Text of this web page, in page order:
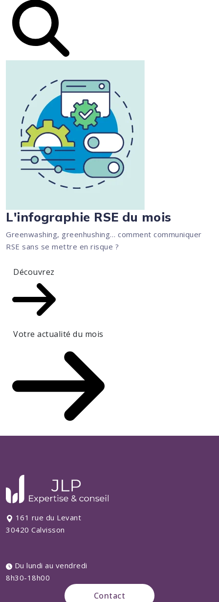
L'infographie RSE du mois
Greenwashing, greenhushing… comment communiquer
RSE sans se mettre en risque ?
Découvrez
Votre actualité du mois
161 rue du Levant
30420 Calvisson
Du lundi au vendredi
8h30-18h00
Contact